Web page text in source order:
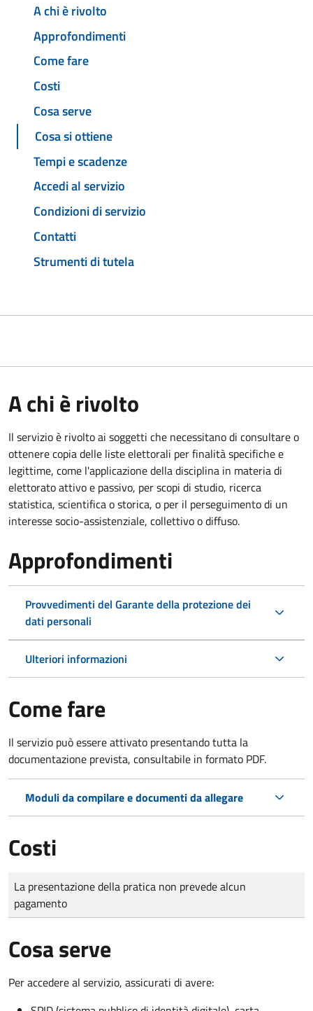
A chi è rivolto
Approfondimenti
Come fare
Costi
Cosa serve
Cosa si ottiene
Tempi e scadenze
Accedi al servizio
Condizioni di servizio
Contatti
Strumenti di tutela
A chi è rivolto
Il servizio è rivolto ai soggetti che necessitano di consultare o
ottenere copia delle liste elettorali per finalità specifiche e
legittime, come l'applicazione della disciplina in materia di
elettorato attivo e passivo, per scopi di studio, ricerca
statistica, scientifica o storica, o per il perseguimento di un
interesse socio-assistenziale, collettivo o diffuso.
Approfondimenti
Provvedimenti del Garante della protezione dei
dati personali
Ulteriori informazioni
Come fare
Il servizio può essere attivato presentando tutta la
documentazione prevista, consultabile in formato PDF.
Moduli da compilare e documenti da allegare
Costi
Tipo di pagamento
Importo
La presentazione della pratica non prevede alcun
pagamento
Cosa serve
Per accedere al servizio, assicurati di avere: